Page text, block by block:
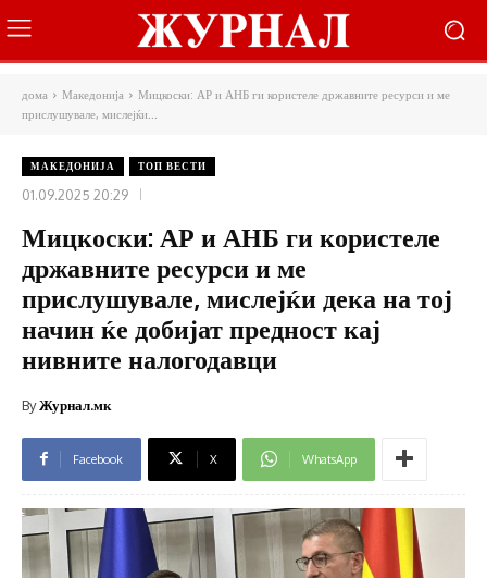
дома Македонија
Мицкоски: АР и АНБ ги користеле државните ресурси и ме
прислушувале, мислејќи...
МАКЕДОНИЈА ТОП ВЕСТИ
01.09.2025 20:29
Мицкоски: АР и АНБ ги користеле
државните ресурси и ме
прислушувале, мислејќи дека на тој
начин ќе добијат предност кај
нивните налогодавци
ByЖурнал.мк
Facebook X WhatsApp